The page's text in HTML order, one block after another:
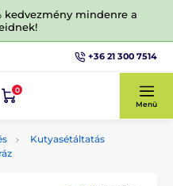
kedvezmény mindenre a
+36 21 300 7514
0
Menü
Kutyasétáltatás